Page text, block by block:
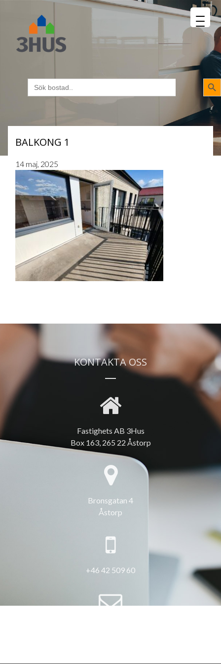
Sök
efter:
BALKONG 1
14 maj, 2025
KONTAKTA OSS
Fastighets AB 3Hus
Box 163, 265 22 Åstorp
Bronsgatan 4
Åstorp
+46 42 509 60
MENU